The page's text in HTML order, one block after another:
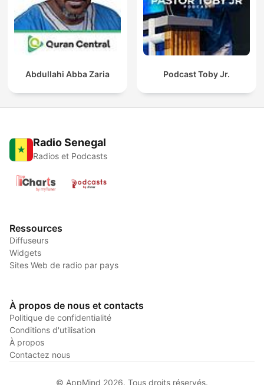
Abdullahi Abba Zaria Podcast Toby Jr.
Radio Senegal
Radios et Podcasts
Ressources
Diffuseurs
Widgets
Sites Web de radio par pays
À propos de nous et contacts
Politique de confidentialité
Conditions d'utilisation
À propos
Contactez nous
© AppMind 2026. Tous droits réservés.